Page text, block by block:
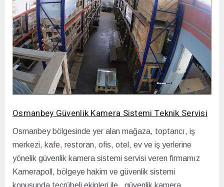
Osmanbey Güvenlik Kamera Sistemi Teknik Servisi
Osmanbey bölgesinde yer alan mağaza, toptancı, iş
merkezi, kafe, restoran, ofis, otel, ev ve iş yerlerine
yönelik güvenlik kamera sistemi servisi veren firmamız
Kamerapoll, bölgeye hakim ve güvenlik sistemi
konusunda tecrübeli ekipleri ile, güvenlik kamera